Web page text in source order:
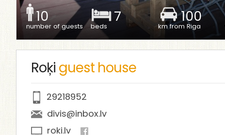
10
number of guests
7
beds
100
km from Riga
Roķi guest house
29218952
divis@inbox.lv
roki.lv